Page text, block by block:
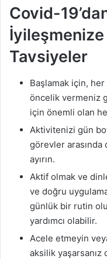
Covid-
İyileşmenize
Tavsiyeler
Başlamak için,
öncelik vermeniz
için önemli olan
Aktivitenizi gün
görevler
ayırın.
Aktif olmak ve
ve doğru
günlük bir rutin
yardımcı olabilir.
Acele etmeyin
aksilik yaşarsanız